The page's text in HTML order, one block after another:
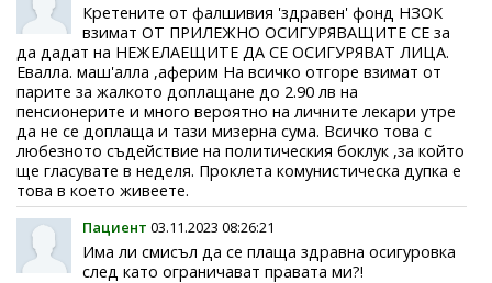
Кретените от фалшивия 'здравен' фонд НЗОК
взимат ОТ ПРИЛЕЖНО ОСИГУРЯВАЩИТЕ СЕ за
да дадат на НЕЖЕЛАЕЩИТЕ ДА СЕ ОСИГУРЯВАТ ЛИЦА.
Евалла. маш'алла ,аферим На всичко отгоре взимат от
парите за жалкото доплащане до 2.90 лв на
пенсионерите и много вероятно на личните лекари утре
да не се доплаща и тази мизерна сума. Всичко това с
любезното съдействие на политическия боклук ,за който
ще гласувате в неделя. Проклета комунистическа дупка е
това в което живеете.
Пациент 03.11.2023 08:26:21
Има ли смисъл да се плаща здравна осигуровка
след като ограничават правата ми?!